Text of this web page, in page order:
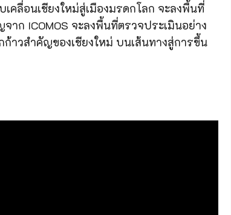
คลื่อนเชียงใหม่สู่เมืองมรดกโลก จะลงพื้นที่
าก ICOMOS จะลงพื้นที่ตรวจประเมินอย่าง
าวสำคัญของเชียงใหม่ บนเส้นทางสู่การขึ้น